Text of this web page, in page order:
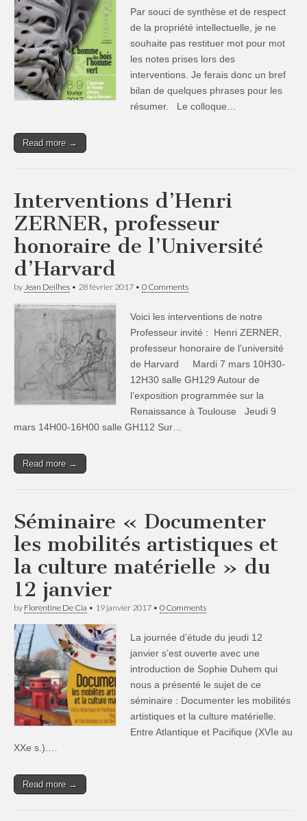
Par souci de synthèse et de respect
de la propriété intellectuelle, je ne
souhaite pas restituer mot pour mot
les notes prises lors des
interventions. Je ferais donc un bref
bilan de quelques phrases pour les
résumer. Le colloque…
Read more →
Interventions d’Henri
ZERNER, professeur
honoraire de l’Université
d’Harvard
by Jean Deilhes • 28 février 2017 • 0 Comments
Voici les interventions de notre
Professeur invité : Henri ZERNER,
professeur honoraire de l’université
de Harvard Mardi 7 mars 10H30-
12H30 salle GH129 Autour de
l’exposition programmée sur la
Renaissance à Toulouse Jeudi 9
mars 14H00-16H00 salle GH112 Sur…
Read more →
Séminaire « Documenter
les mobilités artistiques et
la culture matérielle » du
12 janvier
by Florentine De Cia • 19 janvier 2017 • 0 Comments
La journée d’étude du jeudi 12
janvier s’est ouverte avec une
introduction de Sophie Duhem qui
nous a présenté le sujet de ce
séminaire : Documenter les mobilités
artistiques et la culture matérielle.
Entre Atlantique et Pacifique (XVIe au
XXe s.).…
Read more →